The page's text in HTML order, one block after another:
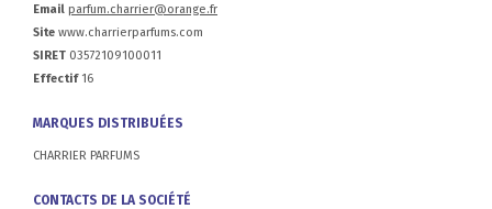
Email parfum.charrier@orange.fr
Site www.charrierparfums.com
SIRET 03572109100011
Effectif16
MARQUES DISTRIBUÉES
CHARRIER PARFUMS
CONTACTS DE LA SOCIÉTÉ